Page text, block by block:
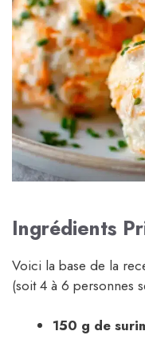
Ingrédients
Voici la base de la
(soit 4 à 6 personnes
150 g de